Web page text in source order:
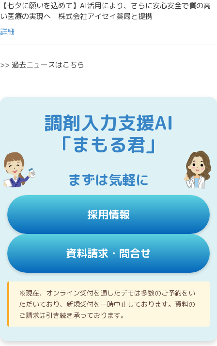
【七夕に願いを込めて】AI活用により、さらに安心安全で質の高
い医療の実現へ 株式会社アイセイ薬局と提携
詳細
>> 過去ニュースはこちら
調剤入力支援AI
「まもる君」
まずは気軽に
採用情報
資料請求・問合せ
※現在、オンライン受付を通したデモは多数のご予約をい
ただいており、新規受付を一時中止しております。資料の
ご請求は引き続き承っております。